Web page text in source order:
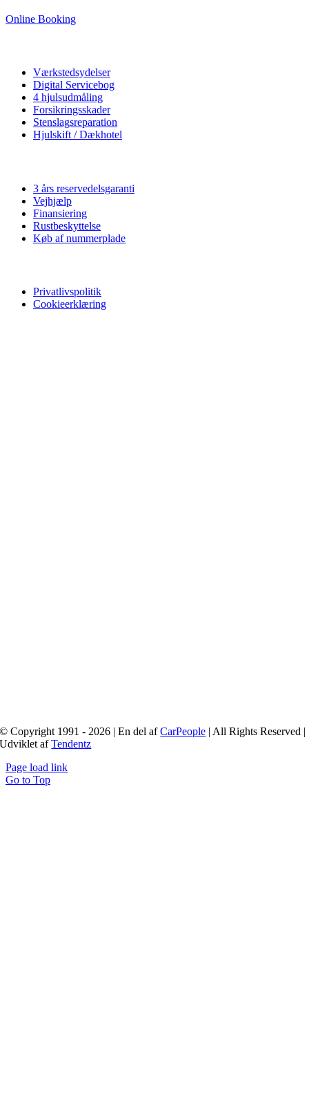
Online Booking
Værkstedsydelser
Digital Servicebog
4 hjulsudmåling
Forsikringsskader
Stenslagsreparation
Hjulskift / Dækhotel
3 års reservedelsgaranti
Vejhjælp
Finansiering
Rustbeskyttelse
Køb af nummerplade
Privatlivspolitik
Cookieerklæring
© Copyright 1991 - 2026 | En del afCarPeople | All Rights Reserved |
Udviklet afTendentz
Page load link
Go to Top